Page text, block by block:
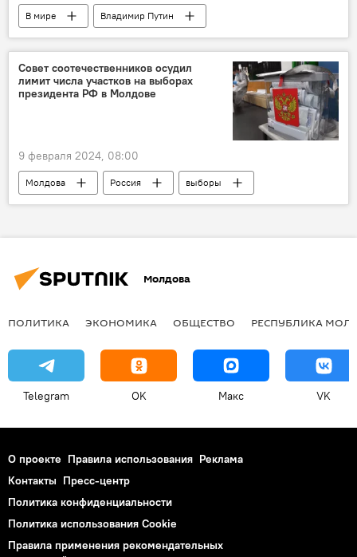
В мире
Владимир Путин
Аналитика
колумнистика
Совет соотечественников осудил
лимит числа участков на выборах
президента РФ в Молдове
9 февраля 2024, 08:00
Молдова Россия
выборы
Выборы президента России — 2024
Молдова
ПОЛИТИКА ЭКОНОМИКА ОБЩЕСТВО РЕСПУБЛИКА
Telegram OK Макс VK
О проекте Правила использования Реклама
Контакты Пресс-центр
Политика конфиденциальности
Политика использования Cookie
Правила применения рекомендательных